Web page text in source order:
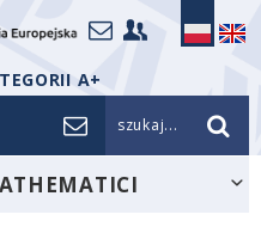
A+
szukaj...